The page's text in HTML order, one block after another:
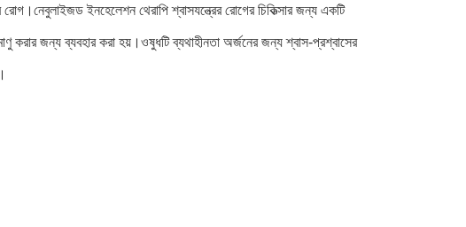
ইনহেলেশন থেরাপি শ্বাসযন্ত্রের রোগের চিকিত্সার জন্য একটি
করার জন্য ব্যবহার করা হয়।ওষুধটি ব্যথাহীনতা অর্জনের জন্য শ্বাস-প্রশ্বাসের